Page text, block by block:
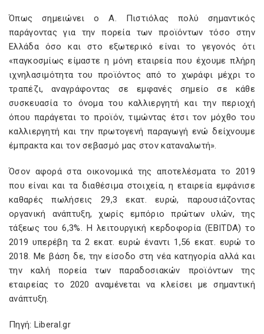
Όπως σημειώνει ο Α. Πιστιόλας πολύ σημαντικός
παράγοντας για την πορεία των προϊόντων τόσο στην
Ελλάδα όσο και στο εξωτερικό είναι το γεγονός ότι
«παγκοσμίως είμαστε η μόνη εταιρεία που έχουμε πλήρη
ιχνηλασιμότητα του προϊόντος από το χωράφι μέχρι το
τραπέζι, αναγράφοντας σε εμφανές σημείο σε κάθε
συσκευασία το όνομα του καλλιεργητή και την περιοχή
όπου παράγεται το προϊόν, τιμώντας έτσι τον μόχθο του
καλλιεργητή και την πρωτογενή παραγωγή ενώ δείχνουμε
έμπρακτα και τον σεβασμό μας στον καταναλωτή».
Όσον αφορά στα οικονομικά της αποτελέσματα το 2019
που είναι και τα διαθέσιμα στοιχεία, η εταιρεία εμφάνισε
καθαρές πωλήσεις 29,3 εκατ. ευρώ, παρουσιάζοντας
οργανική ανάπτυξη, χωρίς εμπόριο πρώτων υλών, της
τάξεως του 6,3%. Η λειτουργική κερδοφορία (EBITDA) το
2019 υπερέβη τα 2 εκατ. ευρώ έναντι 1,56 εκατ. ευρώ το
2018. Με βάση δε, την είσοδο στη νέα κατηγορία αλλά και
την καλή πορεία των παραδοσιακών προϊόντων της
εταιρείας το 2020 αναμένεται να κλείσει με σημαντική
ανάπτυξη.
Πηγή: Liberal.gr